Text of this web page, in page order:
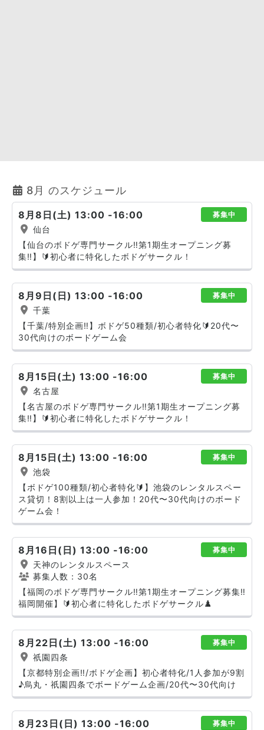
8月 のスケジュール
8月8日(土) 13:00 -16:00 募集中
仙台
【仙台のボドゲ専門サークル‼️第1期生オープニング募
集‼️】🔰初心者に特化したボドゲサークル！
8月9日(日) 13:00 -16:00 募集中
千葉
【千葉/特別企画‼️】ボドゲ50種類/初心者特化🔰20代〜
30代向けのボードゲーム会
8月15日(土) 13:00 -16:00 募集中
名古屋
【名古屋のボドゲ専門サークル‼️第1期生オープニング募
集‼️】🔰初心者に特化したボドゲサークル！
8月15日(土) 13:00 -16:00 募集中
池袋
【ボドゲ100種類/初心者特化🔰】池袋のレンタルスペー
ス貸切！8割以上は一人参加！20代〜30代向けのボード
ゲーム会！
8月16日(日) 13:00 -16:00 募集中
天神のレンタルスペース
募集人数：30名
【福岡のボドゲ専門サークル‼️第1期生オープニング募集‼️
福岡開催】🔰初心者に特化したボドゲサークル♟️
8月22日(土) 13:00 -16:00 募集中
祇園四条
【京都特別企画‼️/ボドゲ企画】初心者特化/1人参加が9割
♪烏丸・祇園四条でボードゲーム企画/20代〜30代向け
8月23日(日) 13:00 -16:00 募集中